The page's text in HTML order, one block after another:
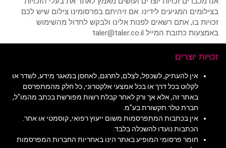
בצילומים המגיעים לידינו. אם זיהיתם בפרסומינו צילום שיש לכם
זכויות בו, אתם רשאים לפנות אלינו ולבקש לחדול מהשימוש
באמצעות כתובת המייל taler@taler.co.il
זכויות יוצרים
אין להעתיק, לשכפל, לצלם, לתרגם, לאחסן במאגר מידע, לשדר או
לקלוט בכל דרך או בכל אמצעי אלקטרוני, כל חלק מהמתפרסם
באתר זה, אלא אך ורק לאחר קבלת רשות מפורשת בכתב מהמו"ל,
חברת טלר תקשורת בע"מ.
אין בכתבות המתפרסמות משום ייעוץ רפואי, קוסמטי או אחר.
הכתבות נועדו להשכלה בלבד.
חומר פרסומי המופיע באתר הינו באחריות החברות המפרסמות